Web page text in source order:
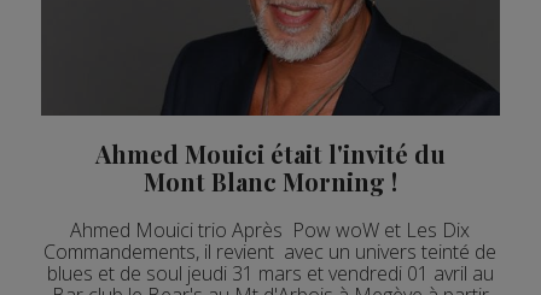
Ahmed Mouici était l'invité du
Mont Blanc Morning !
Ahmed Mouici trio Après Pow woW et Les Dix
Commandements, il revient avec un univers teinté de
blues et de soul jeudi 31 mars et vendredi 01 avril au